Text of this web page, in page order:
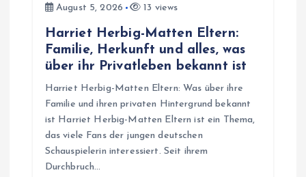
August 5, 2026
13 views
Harriet Herbig-Matten Eltern:
Familie, Herkunft und alles, was
über ihr Privatleben bekannt ist
Harriet Herbig-Matten Eltern: Was über ihre
Familie und ihren privaten Hintergrund bekannt
ist Harriet Herbig-Matten Eltern ist ein Thema,
das viele Fans der jungen deutschen
Schauspielerin interessiert. Seit ihrem
Durchbruch…